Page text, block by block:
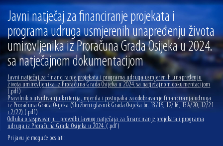
13.07.2026 | Ljetnim izdanjem Večeri vina i umjetnosti završen Vinski mjesec
07.07.2026 | Održana 8. sjednica Gradskog vijeća Grada Osijeka. Gradonačelnik
Radić istaknuo da je u osječke vrtiće upisan rekordan broj djece, te najavio cjelovitu
obnovu glavnog osječkog Trga Ante Starčevića
06.07.2026 | Brevis koncertom u Zlatnoj dvorani Musikvereina obilježio 30 godina
djelovanja
04.07.2026 | Zbog povoljnih vodostaja i pravodobnih mjera komarci ove godine pod
kontrolom
hrvatskih branitelja
Javni natječaj za financiranje projekata i
programa udruga usmjerenih unapređenju života
umirovljenika iz Proračuna Grada Osijeka u 2024.
sa natječajnom dokumentacijom
Javni natječaj za financiranje projekata i programa udruga usmjerenih unapređenju
života umirovljenika iz Proračuna Grada Osijeka u 2024. sa natječajnom dokumentacijom
(.pdf)
Pravilnik o utvrđivanju kriterija, mjerila i postupaka za odobravanje financiranja udruga
iz Proračuna Grada Osijeka (Službeni glasnik Grada Osijeka br. 13/15, 12/16, 13A/20, 12/21
i 2/22) (.pdf)
Odluka o raspisivanju i provedbi Javnog natječaja za financiranje projekata i programa
udruga iz Proračuna Grada Osijeka u 2024. (.pdf)
Prijavu je moguće poslati: